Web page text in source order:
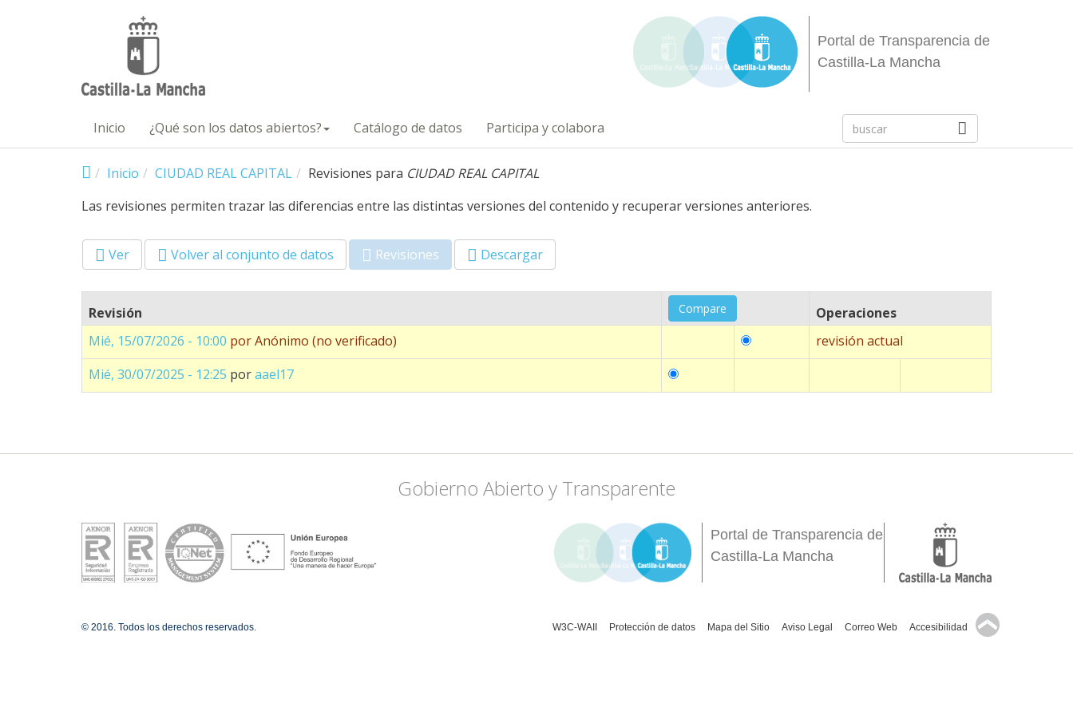
Portal de Transparencia de
Castilla-La Mancha
Inicio ¿Qué son los datos abiertos? Catálogo de datos Participa y colabora
Inicio CIUDAD REAL CAPITAL Revisiones para CIUDAD REAL CAPITAL
Las revisiones permiten trazar las diferencias entre las distintas versiones del contenido y recuperar versiones anteriores.
Primary tabs
Ver Volver al conjunto de datos Revisiones (solapa
activa)
Descargar
Revisión
Operaciones
Mié, 15/07/2026 - 10:00 porAnónimo (no verificado)
revisión actual
Mié, 30/07/2025 - 12:25 poraael17
Gobierno Abierto y Transparente
Portal de Transparencia de
Castilla-La Mancha
↑
© 2016. Todos los derechos reservados. W3C-WAII Protección de datos Mapa del Sitio Aviso Legal Correo Web Accesibilidad